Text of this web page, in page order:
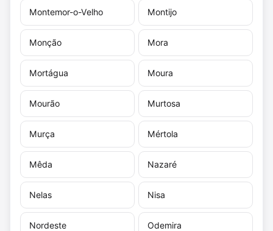
Montemor-o-Velho Montijo
Monção Mora
Mortágua Moura
Mourão Murtosa
Murça Mértola
Mêda Nazaré
Nelas Nisa
Nordeste Odemira